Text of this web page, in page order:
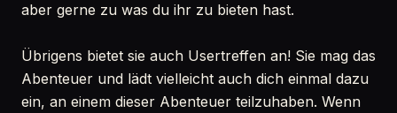
aber gerne zu was du ihr zu bieten hast.
Übrigens bietet sie auch Usertreffen an! Sie mag das
Abenteuer und lädt vielleicht auch dich einmal dazu
ein, an einem dieser Abenteuer teilzuhaben. Wenn